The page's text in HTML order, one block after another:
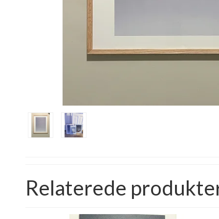
Relaterede